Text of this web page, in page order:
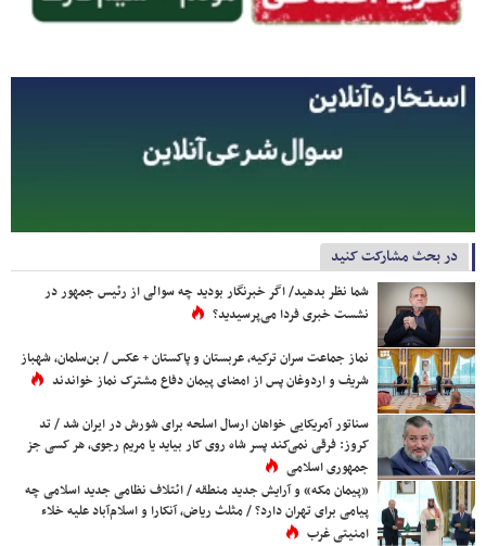
در بحث مشارکت کنید
شما نظر بدهید/ اگر خبرنگار بودید چه سوالی از رئیس جمهور در
نشست خبری فردا می‌پرسیدید؟
نماز جماعت سران ترکیه، عربستان و پاکستان + عکس / بن‌سلمان، شهباز
شریف و اردوغان پس از امضای پیمان دفاع مشترک نماز خواندند
سناتور آمریکایی خواهان ارسال اسلحه برای شورش در ایران شد / تد
کروز: فرقی نمی‌کند پسر شاه روی کار بیاید یا مریم رجوی، هر کسی جز
جمهوری اسلامی
«پیمان مکه» و آرایش جدید منطقه / ائتلاف نظامی جدید اسلامی چه
پیامی برای تهران دارد؟ / مثلث ریاض، آنکارا و اسلام‌آباد علیه خلاء
امنیتی غرب